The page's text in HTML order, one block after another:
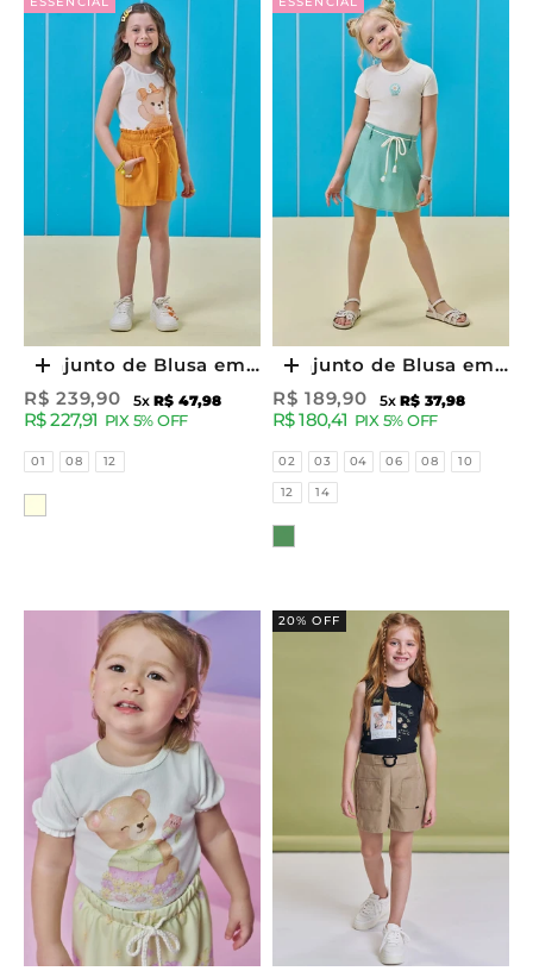
Escolher opções
Conjunto de Blusa em
Canelado e Shorts em
Tecido Sensoriale
93679 Kukiê Infantil
Menina
Preço promocional
R$ 239,90 5xR$ 47,98
R$ 227,91 PIX 5% OFF
Tamanhos
01 08 12
Escolher opções
Conjunto de Blusa em
Canelado Liz e Short
Saia em Tecido Brend
de Viscose 93640
Kukiê Infantil Menina
Preço promocional
R$ 189,90 5xR$ 37,98
R$ 180,41 PIX 5% OFF
Tamanhos
02 03 04 06 08
10
12
14
20% OFF